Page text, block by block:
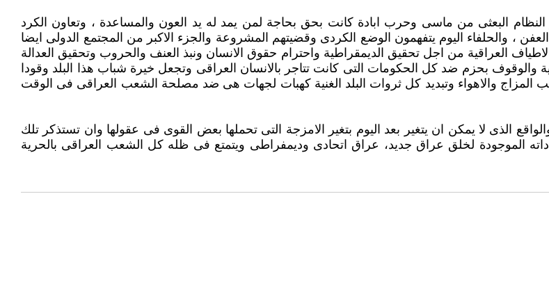
البعثى من ماسى وحرب ابادة كانت بحق بحاجة لمن يمد له يد العون والمساعدة ، وتعاون الكرد
، والحلفاء اليوم يتفهمون الوضع الكردى وقضيتهم المشروعة والجزء الاكبر من المجتمع الدولى ايضا
العراقية من اجل تحقيق الديمقراطية واحترام حقوق الانسان ونبذ العنف والحروب وتحقيق العدالة
والوقوف بحزم ضد كل الحكومات التى كانت تتاجر بالانسان العراقى وتجعل خيرة شباب هذا البلد وقودا
المزاج والاهواء وتبديد كل ثروات البلد الغنية كهبات لجهات هى ضد مصلحة الشعب العراقى فى الوقت
الذى لا يمكن ان يتغير بعد اليوم بتغير الامزجة التى تحملها بعض القوى فى عقولها وان تستذكر تلك
الموجودة لخلق عراق جديد، عراق اتحادى وديمفراطى ويتمتع فى ظله كل الشعب العراقى بالحرية